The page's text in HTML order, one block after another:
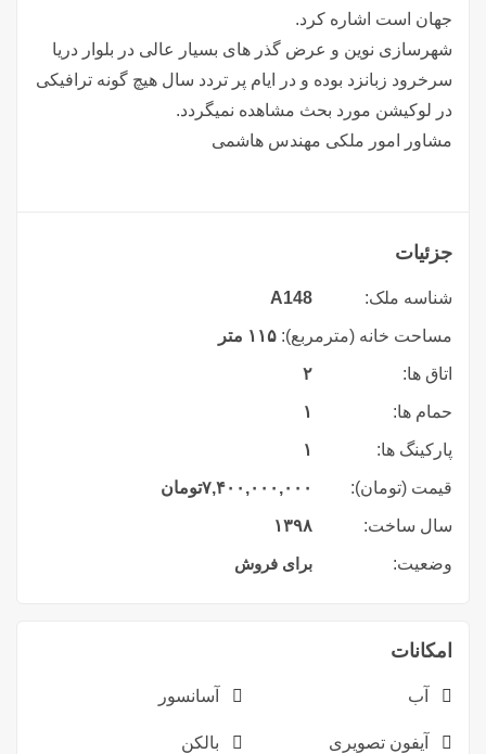
جهان است اشاره کرد.
شهرسازی نوین و عرض گذر های بسیار عالی در بلوار دریا
سرخرود زبانزد بوده و در ایام پر تردد سال هیچ گونه ترافیکی
در لوکیشن مورد بحث مشاهده نمیگردد.
مشاور امور ملکی مهندس هاشمی
جزئیات
شناسه ملک: A148
مساحت خانه (مترمربع): ۱۱۵ متر
اتاق ها: ۲
حمام ها: ۱
پارکینگ ها: ۱
قیمت (تومان): ۷,۴۰۰,۰۰۰,۰۰۰تومان
سال ساخت: ۱۳۹۸
وضعیت: برای فروش
امکانات
آب آسانسور
آیفون تصویری بالکن